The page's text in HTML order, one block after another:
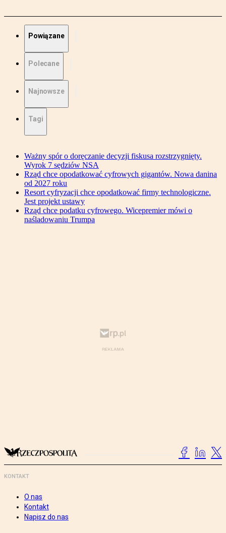
Powiązane
Polecane
Najnowsze
Tagi
Ważny spór o doręczanie decyzji fiskusa rozstrzygnięty.
Wyrok 7 sędziów NSA
Rząd chce opodatkować cyfrowych gigantów. Nowa danina
od 2027 roku
Resort cyfryzacji chce opodatkować firmy technologiczne.
Jest projekt ustawy
Rząd chce podatku cyfrowego. Wicepremier mówi o
naśladowaniu Trumpa
KONTAKT
O nas
Kontakt
Napisz do nas